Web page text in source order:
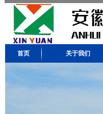
首页 关于我们